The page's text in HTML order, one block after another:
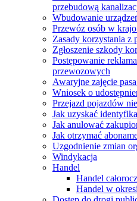
przebudową
Wbudowanie
Przewóz osób w
Zasady korzystania z
Zgłoszenie szkody
Postępowanie
przewozowych
Awaryjne zajęcie
Wniosek o
Przejazd pojazdów
Jak uzyskać
Jak anulować
Jak otrzymać
Uzgodnienie zmian
Windykacja
Handel
Handel
Handel w